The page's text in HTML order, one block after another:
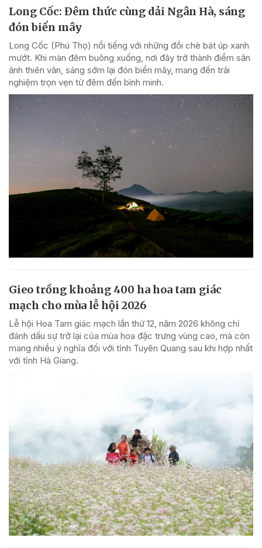
Long Cốc: Đêm thức cùng dải Ngân Hà, sáng
đón biển mây
Long Cốc (Phú Thọ) nổi tiếng với những đồi chè bát úp xanh
mướt. Khi màn đêm buông xuống, nơi đây trở thành điểm săn
ảnh thiên văn, sáng sớm lại đón biển mây, mang đến trải
nghiệm trọn vẹn từ đêm đến bình minh.
Gieo trồng khoảng 400 ha hoa tam giác
mạch cho mùa lễ hội 2026
Lễ hội Hoa Tam giác mạch lần thứ 12, năm 2026 không chỉ
đánh dấu sự trở lại của mùa hoa đặc trưng vùng cao, mà còn
mang nhiều ý nghĩa đối với tỉnh Tuyên Quang sau khi hợp nhất
với tỉnh Hà Giang.